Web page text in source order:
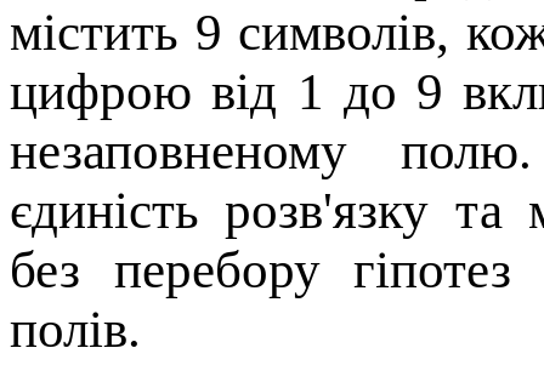
містить 9 символів,
цифрою від 1 до 9
незаповненому
єдиність розв'язку
без перебору
полів.